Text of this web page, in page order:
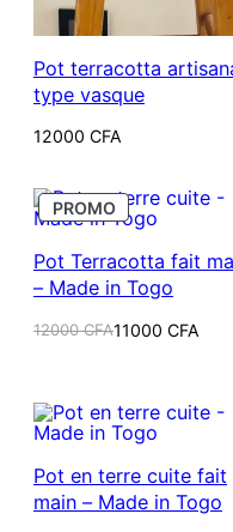
Pot terracotta
type vasque
12000 CFA
PROMOPRODUIT
EN
Pot Terracotta fait
– Made in Togo
12000CFA
Le
12000 CFA.
11000 CFA
Le
11000 CFA.
Pot en terre cuite fait
main – Made in Togo